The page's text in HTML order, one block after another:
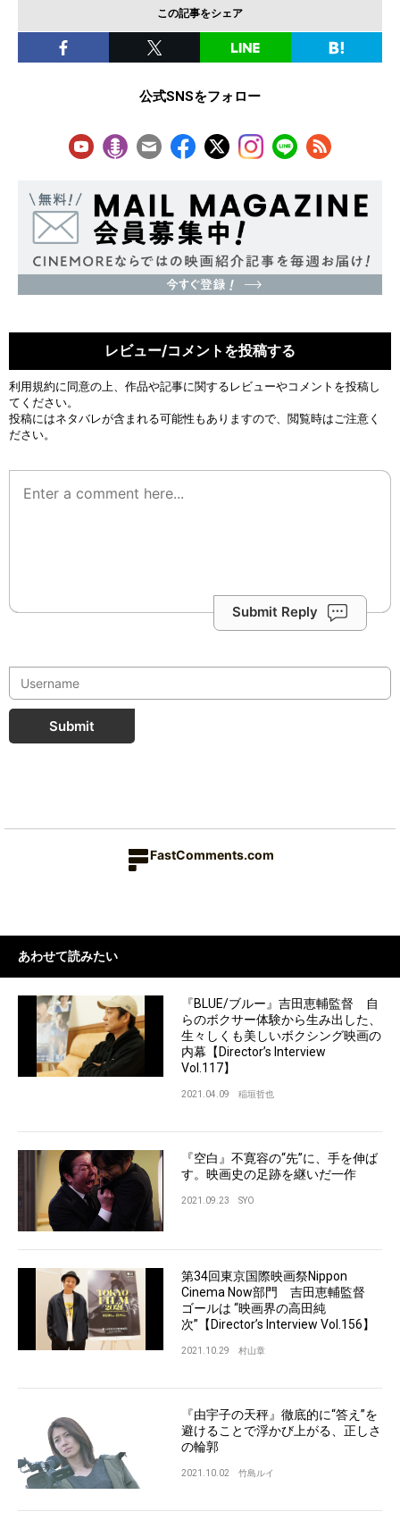
この記事をシェア
公式SNSをフォロー
レビュー/コメントを投稿する
利用規約に同意の上、作品や記事に関するレビューやコメントを投稿し
てください。
投稿にはネタバレが含まれる可能性もありますので、閲覧時はご注意く
ださい。
Submit Reply
Submit
FastComments.com
あわせて読みたい
『BLUE/ブルー』吉田恵輔監督 自
らのボクサー体験から生み出した、
生々しくも美しいボクシング映画の
内幕【Director’s Interview
Vol.117】
2021.04.09 稲垣哲也
『空白』不寛容の“先”に、手を伸ば
す。映画史の足跡を継いだ一作
2021.09.23 SYO
第34回東京国際映画祭Nippon
Cinema Now部門 吉田恵輔監督
ゴールは “映画界の高田純
次”【Director’s Interview Vol.156】
2021.10.29 村山章
『由宇子の天秤』徹底的に“答え”を
避けることで浮かび上がる、正しさ
の輪郭
2021.10.02 竹島ルイ